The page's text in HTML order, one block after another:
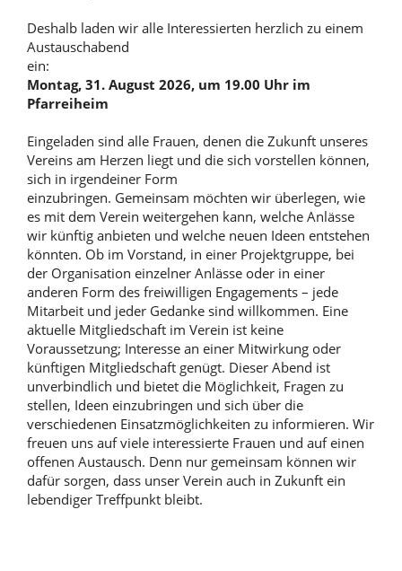
Deshalb laden wir alle Interessierten herzlich zu einem
Austauschabend
ein:
Montag, 31. August 2026, um 19.00 Uhr im
Pfarreiheim
Eingeladen sind alle Frauen, denen die Zukunft unseres
Vereins am Herzen liegt und die sich vorstellen können,
sich in irgendeiner Form
einzubringen. Gemeinsam möchten wir überlegen, wie
es mit dem Verein weitergehen kann, welche Anlässe
wir künftig anbieten und welche neuen Ideen entstehen
könnten. Ob im Vorstand, in einer Projektgruppe, bei
der Organisation einzelner Anlässe oder in einer
anderen Form des freiwilligen Engagements – jede
Mitarbeit und jeder Gedanke sind willkommen. Eine
aktuelle Mitgliedschaft im Verein ist keine
Voraussetzung; Interesse an einer Mitwirkung oder
künftigen Mitgliedschaft genügt. Dieser Abend ist
unverbindlich und bietet die Möglichkeit, Fragen zu
stellen, Ideen einzubringen und sich über die
verschiedenen Einsatzmöglichkeiten zu informieren. Wir
freuen uns auf viele interessierte Frauen und auf einen
offenen Austausch. Denn nur gemeinsam können wir
dafür sorgen, dass unser Verein auch in Zukunft ein
lebendiger Treffpunkt bleibt.